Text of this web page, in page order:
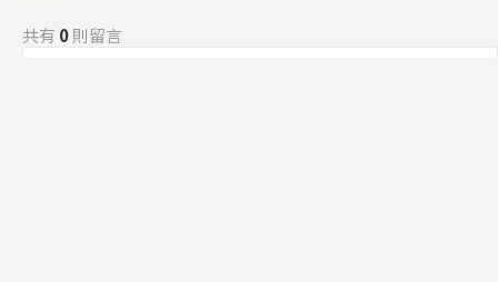
共有 0則留言